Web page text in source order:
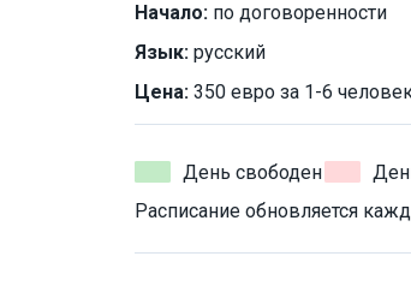
Начало: по договоренности
Язык: русский
Цена: 350 евро за 1-6
День свободен
Расписание обновляется